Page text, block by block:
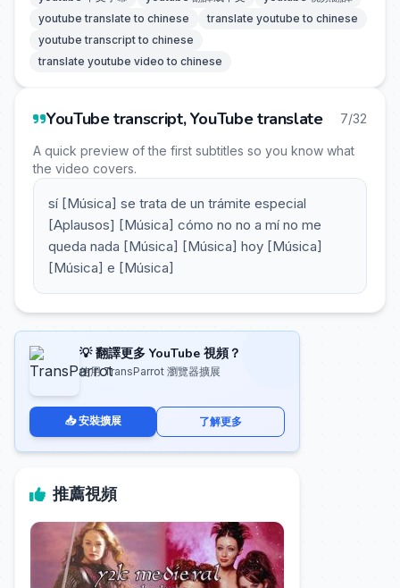
youtube translate to chinese
translate youtube to chinese
youtube transcript to chinese
translate youtube video to chinese
YouTube transcript, YouTube translate 7/32
A quick preview of the first subtitles so you know what
the video covers.
sí [Música] se trata de un trámite especial
[Aplausos] [Música] cómo no no a mí no me
queda nada [Música] [Música] hoy [Música]
[Música] e [Música]
💡 翻譯更多 YouTube 視頻？
使用 TransParrot 瀏覽器擴展
📥 安裝擴展 了解更多
推薦視頻